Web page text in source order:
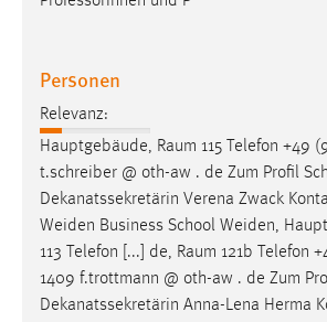
Personen
Relevanz:
Hauptgebäude, Raum 115 Telefon +49
t.schreiber @ oth-aw . de Zum Profil
Dekanatssekretärin Verena Zwack
Weiden Business School Weiden,
113 Telefon [...] de, Raum 121b Telefon
1409 f.trottmann @ oth-aw . de Zum
Dekanatssekretärin Anna-Lena Herma